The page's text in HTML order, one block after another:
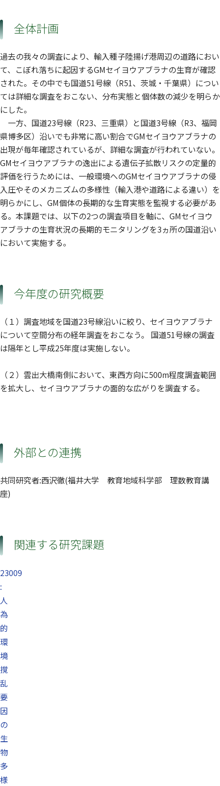
全体計画
過去の我々の調査により、輸入種子陸揚げ港周辺の道路におい
て、こぼれ落ちに起因するGMセイヨウアブラナの生育が確認
された。その中でも国道51号線（R51、茨城・千葉県）につい
ては詳細な調査をおこない、分布実態と個体数の減少を明らか
にした。
一方、国道23号線（R23、三重県）と国道3号線（R3、福岡
県博多区）沿いでも非常に高い割合でGMセイヨウアブラナの
出現が毎年確認されているが、詳細な調査が行われていない。
GMセイヨウアブラナの逸出による遺伝子拡散リスクの定量的
評価を行うためには、一般環境へのGMセイヨウアブラナの侵
入圧やそのメカニズムの多様性（輸入港や道路による違い）を
明らかにし、GM個体の長期的な生育実態を監視する必要があ
る。本課題では、以下の2つの調査項目を軸に、GMセイヨウ
アブラナの生育状況の長期的モニタリングを3ヵ所の国道沿い
において実施する。
今年度の研究概要
（１）調査地域を国道23号線沿いに絞り、セイヨウアブラナ
について空間分布の経年調査をおこなう。 国道51号線の調査
は隔年とし平成25年度は実施しない。
（２）雲出大橋南側において、東西方向に500m程度調査範囲
を拡大し、セイヨウアブラナの面的な広がりを調査する。
外部との連携
共同研究者:西沢徹(福井大学 教育地域科学部 理数教育講
座)
関連する研究課題
23009
:
人
為
的
環
境
撹
乱
要
因
の
生
物
多
様